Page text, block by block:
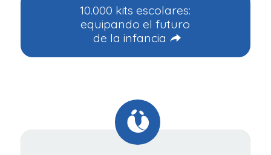
10.000 kits escolares:
equipando el futuro
de la infancia